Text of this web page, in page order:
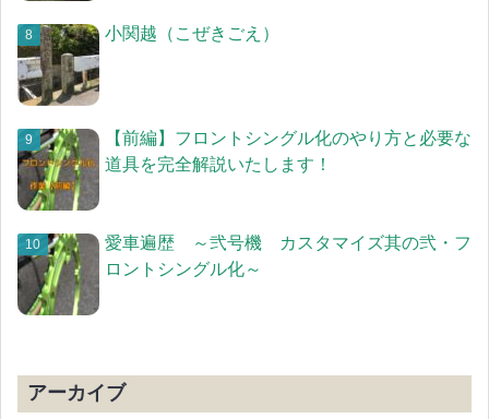
小関越（こぜきごえ）
【前編】フロントシングル化のやり方と必要な
道具を完全解説いたします！
愛車遍歴 ～弐号機 カスタマイズ其の弐・フ
ロントシングル化～
アーカイブ